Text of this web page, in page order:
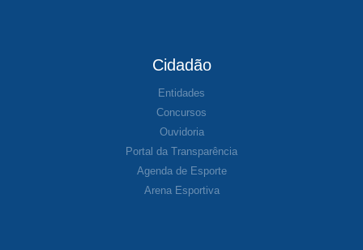
Cidadão
Entidades
Concursos
Ouvidoria
Portal da Transparência
Agenda de Esporte
Arena Esportiva